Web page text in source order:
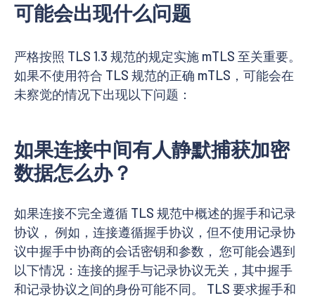
可能会出现什么问题
严格按照 TLS 1.3 规范的规定实施 mTLS 至关重要。
如果不使用符合 TLS 规范的正确 mTLS，可能会在
未察觉的情况下出现以下问题：
如果连接中间有人静默捕获加密
数据怎么办？
如果连接不完全遵循 TLS 规范中概述的握手和记录
协议， 例如，连接遵循握手协议，但不使用记录协
议中握手中协商的会话密钥和参数， 您可能会遇到
以下情况：连接的握手与记录协议无关，其中握手
和记录协议之间的身份可能不同。 TLS 要求握手和